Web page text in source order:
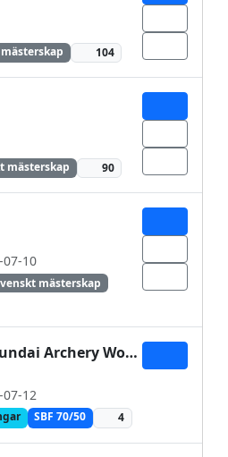
104
mästerskap 90
07-10
mästerskap
World Cup stage 4
07-12
SBF 70/50 4